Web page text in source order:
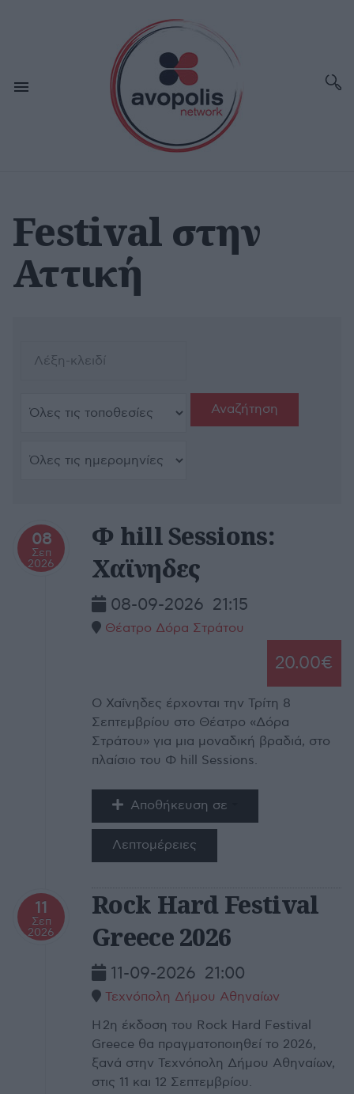
Festival στην
Αττική
08
Σεπ
2026
Φ hill Sessions:
Χαϊνηδες
08-09-2026 21:15
Θέατρο Δόρα Στράτου
20.00€
Ο Χαΐνηδες έρχονται την Τρίτη 8
Σεπτεμβρίου στο Θέατρο «Δόρα
Στράτου» για μια μοναδική βραδιά, στο
πλαίσιο του Φ hill Sessions.
Αποθήκευση σε
Λεπτομέρειες
11
Σεπ
2026
Rock Hard Festival
Greece 2026
11-09-2026 21:00
Τεχνόπολη Δήμου Αθηναίων
H 2η έκδοση του Rock Hard Festival
Greece θα πραγματοποιηθεί το 2026,
ξανά στην Τεχνόπολη Δήμου Αθηναίων,
στις 11 και 12 Σεπτεμβρίου.